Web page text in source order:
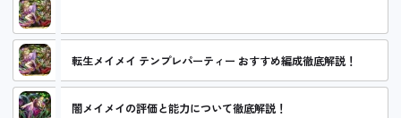
転生メイメイ テンプレパーティー おすすめ編成徹底解説！
闇メイメイの評価と能力について徹底解説！